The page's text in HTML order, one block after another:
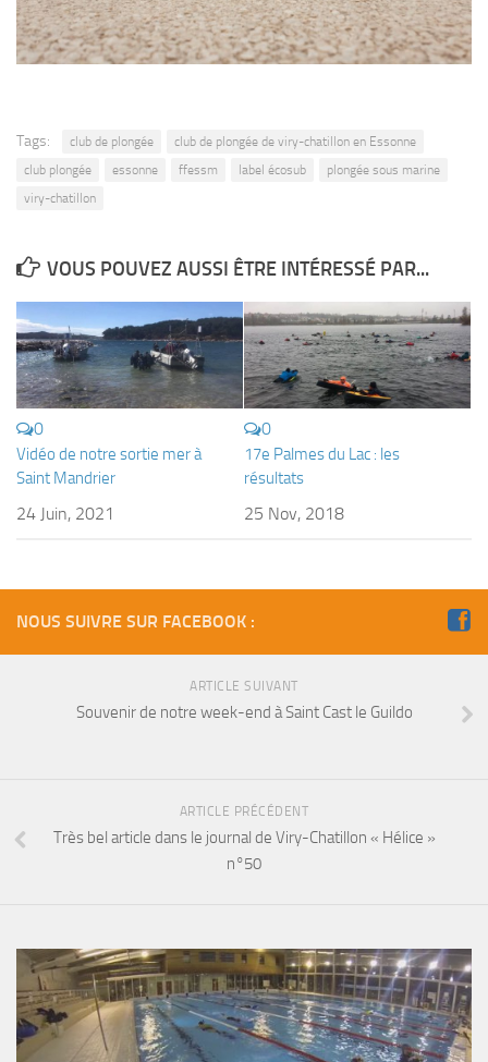
Tags: club de plongée
club de plongée de viry-chatillon en Essonne
club plongée
essonne ffessm label écosub
plongée sous marine
viry-chatillon
VOUS POUVEZ AUSSI ÊTRE INTÉRESSÉ PAR...
0
Vidéo de notre sortie mer à
Saint Mandrier
24 Juin, 2021
0
17e Palmes du Lac : les
résultats
25 Nov, 2018
NOUS SUIVRE SUR FACEBOOK :
ARTICLE SUIVANT
Souvenir de notre week-end à Saint Cast le Guildo
ARTICLE PRÉCÉDENT
Très bel article dans le journal de Viry-Chatillon « Hélice »
n°50